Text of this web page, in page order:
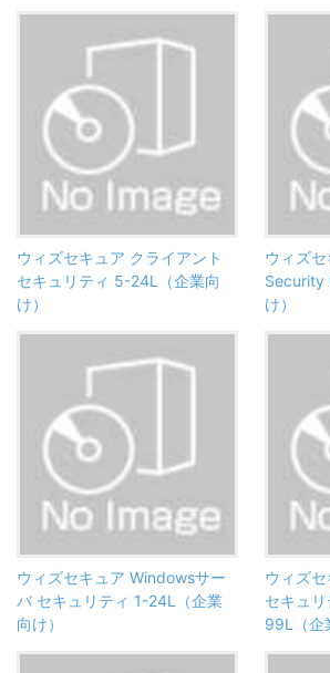
ウィズセキュア クライアント
セキュリティ 5-24L（企業向
け）
ウィズ
Security
け）
ウィズセキュア Windowsサー
バ セキュリティ 1-24L（企業
向け）
ウィズ
セキュ
99L（企